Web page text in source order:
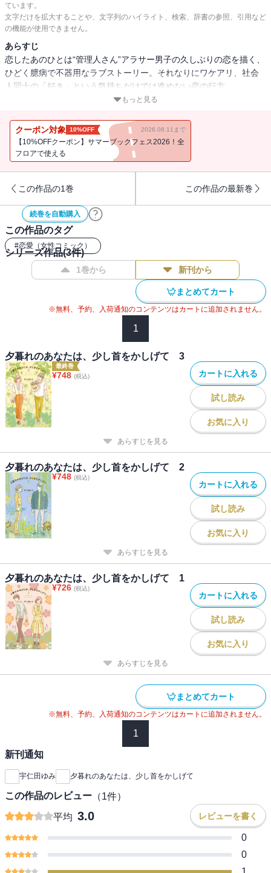
ています。
文字だけを拡大することや、文字列のハイライト、検索、辞書の参照、引用など
の機能が使用できません。
あらすじ
恋したあのひとは“管理人さん”アラサー男子の久しぶりの恋を描く、
ひどく臆病で不器用なラブストーリー。それなりにワケアリ、社会
人同士の「好き」という気持ちだけでは進めない恋の行方
は・・・・・・！？ひろかの過去に迫る第二弾！
もっと見る
クーポン対象 10%OFF 2026.08.11まで
【10%OFFクーポン】サマーブックフェス2026！全
フロアで使える
この作品の1巻 この作品の最新巻
続巻を自動購入
この作品のタグ
#恋愛（女性コミック）
シリーズ作品(3件)
1巻から 新刊から
まとめてカート
※無料、予約、入荷通知のコンテンツはカートに追加されません。
1
夕暮れのあなたは、少し首をかしげて 3
最終巻
¥748 (税込) カートに入れる
試し読み
お気に入り
あらすじを見る
夕暮れのあなたは、少し首をかしげて 2
¥748 (税込)
カートに入れる
試し読み
お気に入り
あらすじを見る
夕暮れのあなたは、少し首をかしげて 1
¥726 (税込)
カートに入れる
試し読み
お気に入り
あらすじを見る
まとめてカート
※無料、予約、入荷通知のコンテンツはカートに追加されません。
1
新刊通知
宇仁田ゆみ 夕暮れのあなたは、少し首をかしげて
この作品のレビュー （1件）
平均 3.0 レビューを書く
0
0